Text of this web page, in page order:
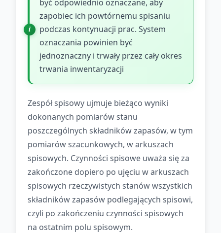
być odpowiednio oznaczane, aby
zapobiec ich powtórnemu spisaniu
podczas kontynuacji prac. System
oznaczania powinien być
jednoznaczny i trwały przez cały okres
trwania inwentaryzacji
Zespół spisowy ujmuje bieżąco wyniki
dokonanych pomiarów stanu
poszczególnych składników zapasów, w tym
pomiarów szacunkowych, w arkuszach
spisowych. Czynności spisowe uważa się za
zakończone dopiero po ujęciu w arkuszach
spisowych rzeczywistych stanów wszystkich
składników zapasów podlegających spisowi,
czyli po zakończeniu czynności spisowych
na ostatnim polu spisowym.